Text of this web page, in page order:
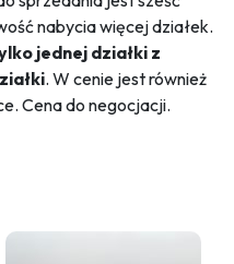
nabycia więcej działek.
jednej działki z
. W cenie jest również
Cena do negocjacji.